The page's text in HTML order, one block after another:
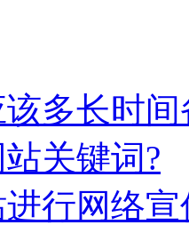
多长时
关键词?
行网络